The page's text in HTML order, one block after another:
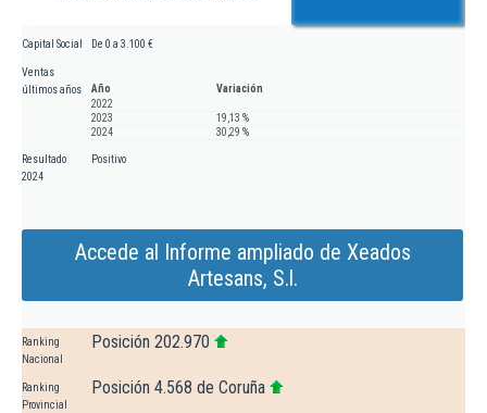
Capital Social De 0 a 3.100 €
Ventas
últimos años
Año
Variación
2022
2023
19,13 %
2024
30,29 %
Resultado
2024
Positivo
Accede al Informe ampliado de Xeados
Artesans, S.l.
Ranking
Nacional
Posición 202.970
Ranking
Provincial
Posición 4.568 de Coruña